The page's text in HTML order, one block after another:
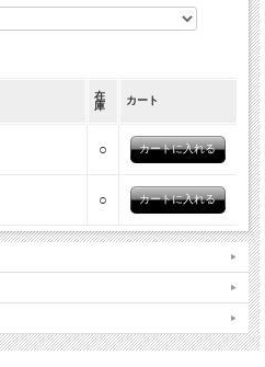
在
庫
カート
○
○